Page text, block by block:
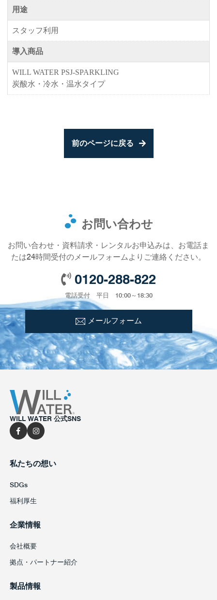
用途
スタッフ利用
導入商品
WILL WATER PSJ-SPARKLING
炭酸水・冷水・温水タイプ
前のページに戻る
お問い合わせ
お問い合わせ・資料請求・レンタルお申込みは、お電話ま
たは24時間受付のメールフォームよりご連絡ください。
0120-288-822
電話受付 平日 10:00～18:30
メールフォーム
WILL WATER 公式SNS
私たちの想い
SDGs
福利厚生
企業情報
会社概要
拠点・パートナー紹介
製品情報